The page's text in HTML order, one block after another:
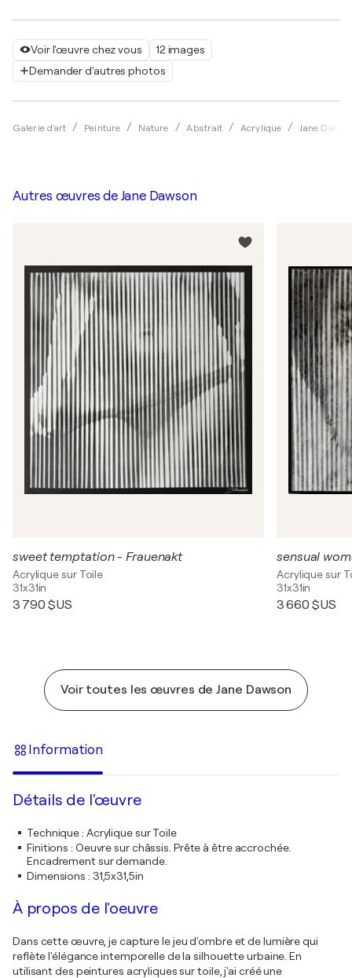
Voir l'œuvre chez vous
12 images
Demander d'autres photos
Galerie d'art Peinture Nature Abstrait Acrylique Jane
Autres œuvres de Jane Dawson
sweet temptation - Frauenakt
Acrylique sur Toile
31x31in
3 790 $US
sensual
Acrylique sur
31x31in
3 660 $US
Voir toutes les œuvres de Jane Dawson
Information
Détails de l'œuvre
Technique: Acrylique sur Toile
Finitions : Oeuvre sur châssis. Prête à être accrochée.
Encadrement sur demande.
Dimensions : 31,5x31,5in
À propos de l'oeuvre
Dans cette œuvre, je capture le jeu d'ombre et de lumière qui
reflète l'élégance intemporelle de la silhouette urbaine. En
utilisant des peintures acryliques sur toile, j'ai créé une